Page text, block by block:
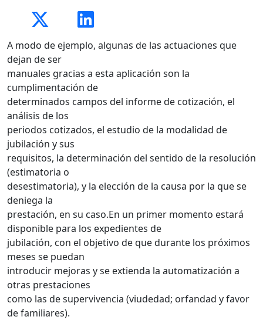
A modo de ejemplo, algunas de las actuaciones que
dejan de ser
manuales gracias a esta aplicación son la
cumplimentación de
determinados campos del informe de cotización, el
análisis de los
periodos cotizados, el estudio de la modalidad de
jubilación y sus
requisitos, la determinación del sentido de la resolución
(estimatoria o
desestimatoria), y la elección de la causa por la que se
deniega la
prestación, en su caso.En un primer momento estará
disponible para los expedientes de
jubilación, con el objetivo de que durante los próximos
meses se puedan
introducir mejoras y se extienda la automatización a
otras prestaciones
como las de supervivencia (viudedad; orfandad y favor
de familiares).